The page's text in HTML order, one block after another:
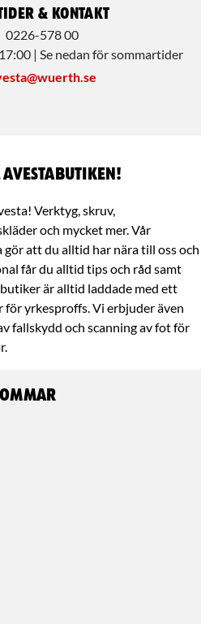
& Kontakt
0226-578 00
| Se nedan för sommartider
Verktyg, skruv,
och mycket mer. Vår
att du alltid har nära till oss och
får du alltid tips och råd samt
är alltid laddade med ett
yrkesproffs. Vi erbjuder även
fallskydd och scanning av fot för